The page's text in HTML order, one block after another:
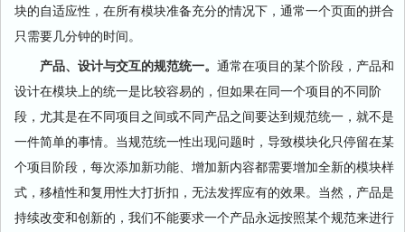
块的自适应性，在所有模块准备充分的情况下，通常一个页面的拼合
只需要几分钟的时间。
产品、设计与交互的规范统一。 通常在项目的某个阶段，产品和
设计在模块上的统一是比较容易的，但如果在同一个项目的不同阶
段，尤其是在不同项目之间或不同产品之间要达到规范统一，就不是
一件简单的事情。当规范统一性出现问题时，导致模块化只停留在某
个项目阶段，每次添加新功能、增加新内容都需要增加全新的模块样
式，移植性和复用性大打折扣，无法发挥应有的效果。当然，产品是
持续改变和创新的，我们不能要求一个产品永远按照某个规范来进行